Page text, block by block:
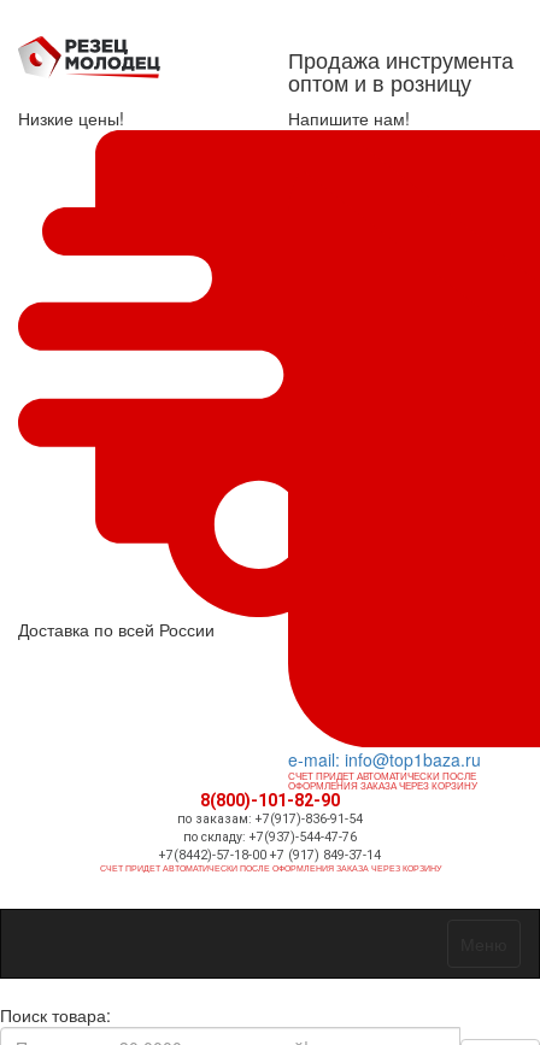
Продажа инструмента
оптом и в розницу
Низкие цены!
Доставка по всей России
Напишите нам!
e-mail: info@top1baza.ru
СЧЕТ ПРИДЕТ АВТОМАТИЧЕСКИ ПОСЛЕ
ОФОРМЛЕНИЯ ЗАКАЗА ЧЕРЕЗ КОРЗИНУ
8(800)-101-82-90
по заказам: +7(917)-836-91-54
по складу: +7(937)-544-47-76
+7(8442)-57-18-00 +7 (917) 849-37-14
СЧЕТ ПРИДЕТ АВТОМАТИЧЕСКИ ПОСЛЕ ОФОРМЛЕНИЯ ЗАКАЗА ЧЕРЕЗ КОРЗИНУ
Поиск товара: